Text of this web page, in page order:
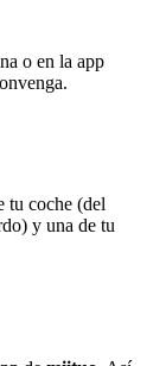
o en la app
tu coche (del
y una de tu